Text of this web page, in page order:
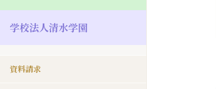
学校法人清水学園
資料請求